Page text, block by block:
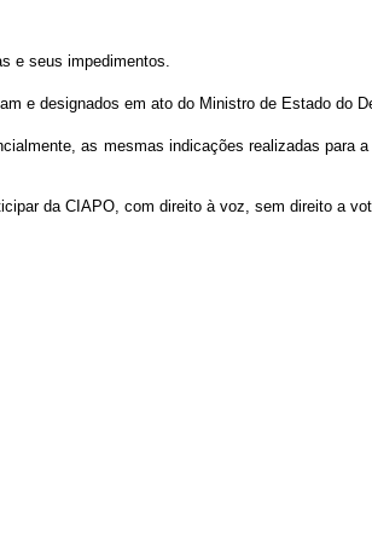
e seus impedimentos.
e designados em ato do Ministro de Estado do
as mesmas indicações realizadas para
da CIAPO, com direito à voz, sem direito a